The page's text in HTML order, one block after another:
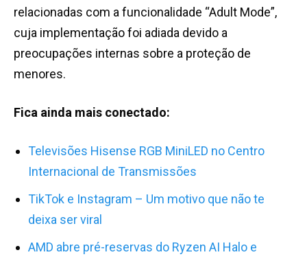
relacionadas com a funcionalidade “Adult Mode”,
cuja implementação foi adiada devido a
preocupações internas sobre a proteção de
menores.
Fica ainda mais conectado:
Televisões Hisense RGB MiniLED no Centro
Internacional de Transmissões
TikTok e Instagram – Um motivo que não te
deixa ser viral
AMD abre pré-reservas do Ryzen AI Halo e